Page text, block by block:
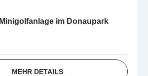
Minigolfanlage im Donaupark
MEHR DETAILS